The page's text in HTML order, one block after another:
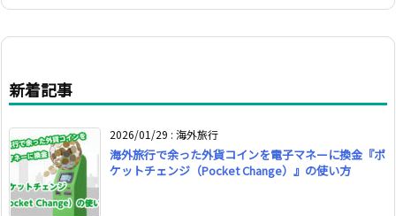
新着記事
2026/01/29 : 海外旅行
海外旅行で余った外貨コインを電子マネーに換金『ポ
ケットチェンジ（Pocket Change）』の使い方